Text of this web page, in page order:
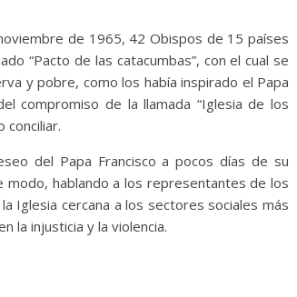
de 1965, 42 Obispos de 15 países
“Pacto de las catacumbas”, con el cual se
y pobre, como los había inspirado el Papa
compromiso de la llamada “Iglesia de los
conciliar.
del Papa Francisco a pocos días de su
hablando a los representantes de los
Iglesia cercana a los sectores sociales más
la injusticia y la violencia.